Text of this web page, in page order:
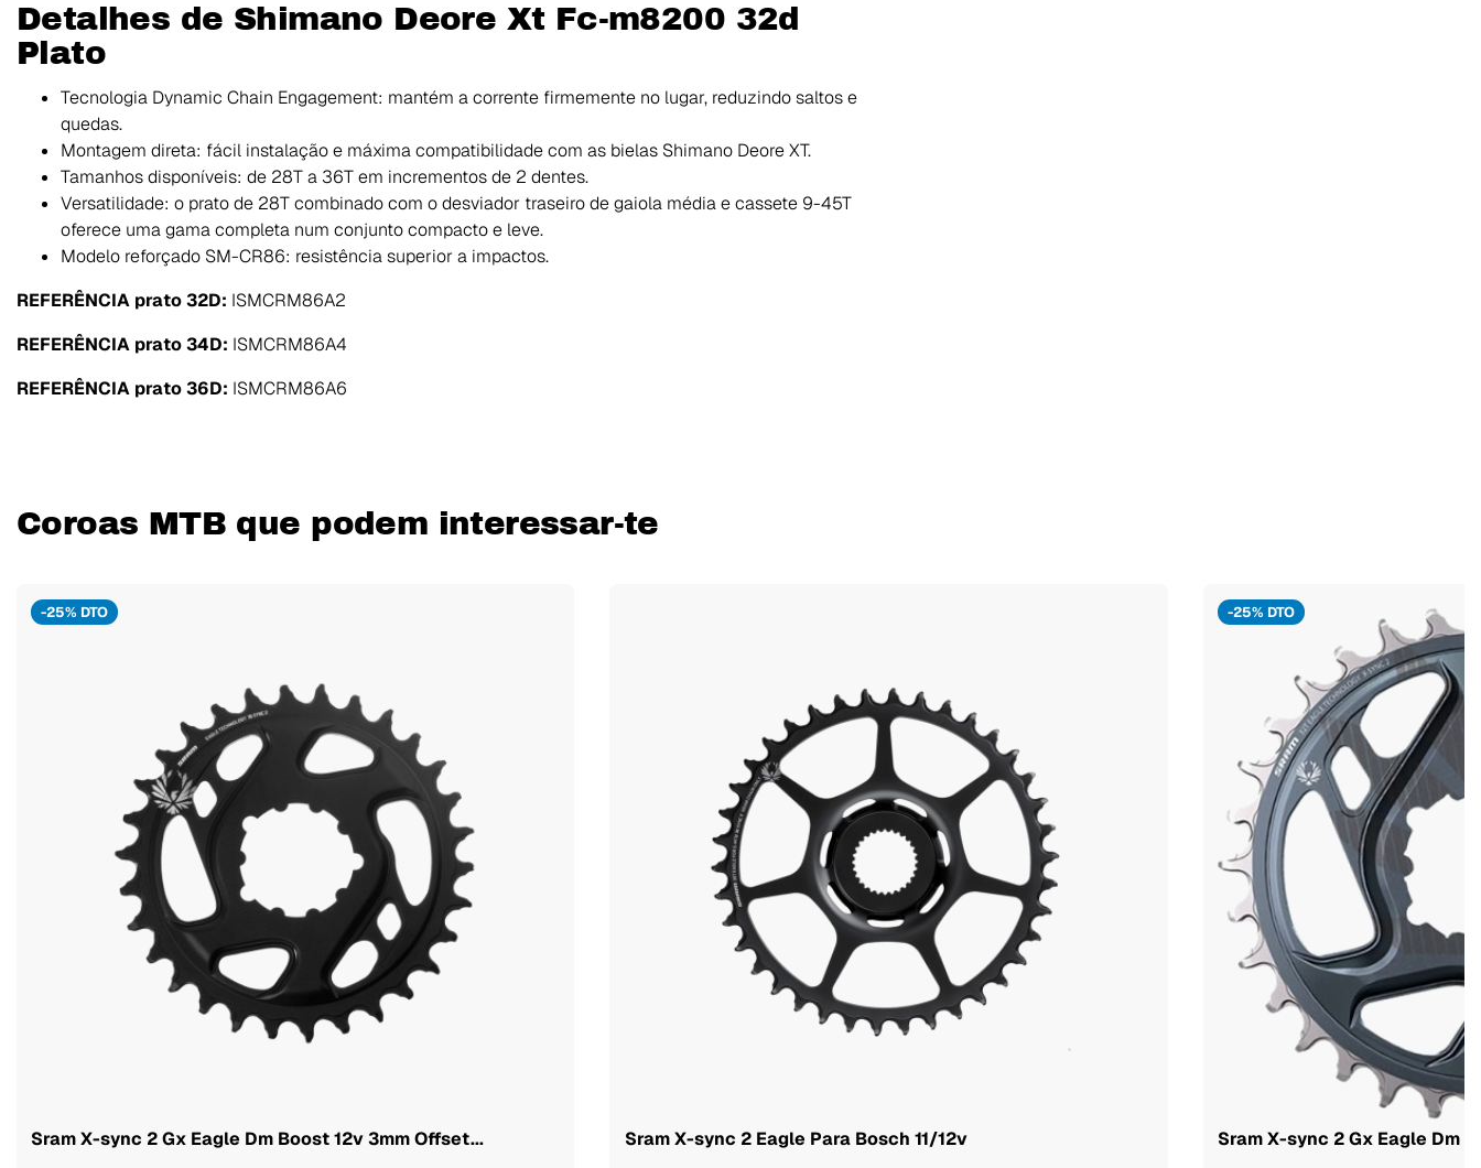
Detalhes de Shimano Deore Xt Fc-m8200 32d
Plato
Tecnologia Dynamic Chain Engagement: mantém a corrente firmemente no lugar, reduzindo saltos e
quedas.
Montagem direta: fácil instalação e máxima compatibilidade com as bielas Shimano Deore XT.
Tamanhos disponíveis: de 28T a 36T em incrementos de 2 dentes.
Versatilidade: o prato de 28T combinado com o desviador traseiro de gaiola média e cassete 9-45T
oferece uma gama completa num conjunto compacto e leve.
Modelo reforçado SM-CR86: resistência superior a impactos.
REFERÊNCIA prato 32D: ISMCRM86A2
REFERÊNCIA prato 34D: ISMCRM86A4
REFERÊNCIA prato 36D: ISMCRM86A6
Coroas MTB que podem interessar-te
-25% DTO
Sram X-sync 2 Gx Eagle Dm Boost 12v 3mm Offset... Sram X-sync 2 Eagle Para Bosch 11/12v
-25% DTO
Sram X-sync 2 Gx Eagle Dm